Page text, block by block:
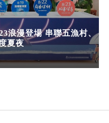
浪漫登場 串聯五漁村、
夏夜